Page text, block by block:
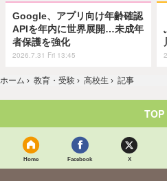
Google、アプリ向け年齢確認
APIを年内に世界展開…未成年
者保護を強化
2026.7.31 Fri 13:45
ホーム › 教育・受験 › 高校生 › 記事
TOP
Home Facebook X